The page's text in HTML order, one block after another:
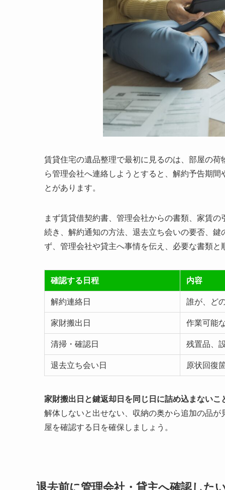
賃貸住宅の遺品整理で最初に見るのは、部屋の
ら管理会社へ連絡しようとすると、解約予告期
とがあります。
まず賃貸借契約書、管理会社からの書類、家賃
続き、解約通知の方法、退去立ち会いの要否、
ず、管理会社や貸主へ事情を伝え、必要な書類と
確認する日程 内容
解約連絡日 誰が、ど
家財搬出日 作業可能
清掃・確認日 残置品、
退去立ち会い日 原状回復
家財搬出日と鍵返却日を同じ日に詰め込まない
解体しないと出せない、収納の奥から追加の品
屋を確認する日を確保しましょう。
退去前に管理会社・貸主へ確認した